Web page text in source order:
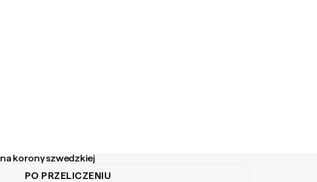
korony szwedzkiej
PO PRZELICZENIU